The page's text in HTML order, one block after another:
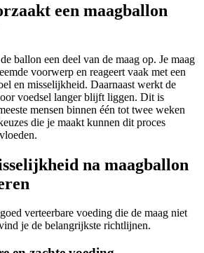
een maagballon
ballon een deel van de maag op. Je maag
voorwerp en reageert vaak met een
en misselijkheid. Daarnaast werkt de
voedsel langer blijft liggen. Dit is
mensen binnen één tot twee weken
die je maakt kunnen dit proces
na maagballon
verteerbare voeding die de maag niet
je de belangrijkste richtlijnen.